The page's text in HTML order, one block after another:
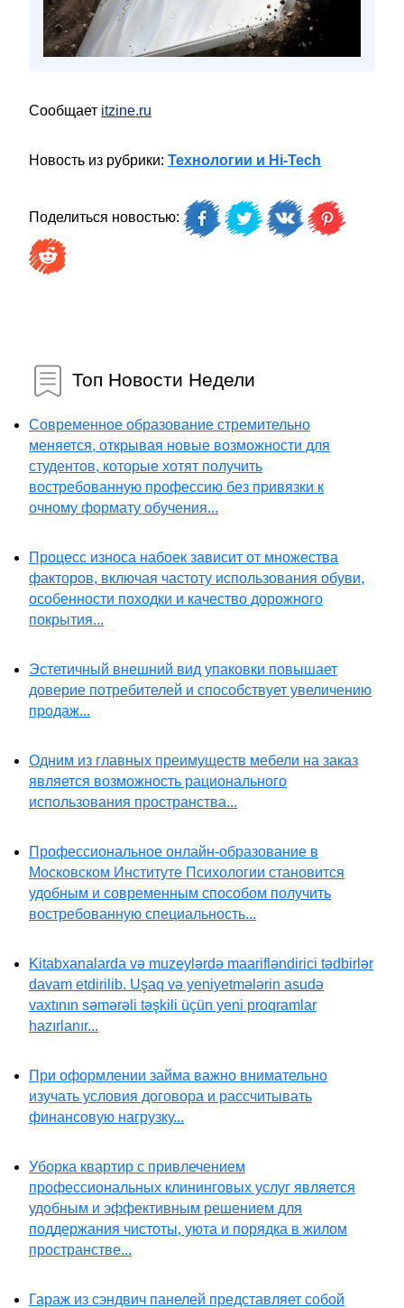
Сообщает itzine.ru
Новость из рубрики: Технологии и Hi-Tech
Поделиться новостью:
Топ Новости Недели
Современное образование стремительно
меняется, открывая новые возможности для
студентов, которые хотят получить
востребованную профессию без привязки к
очному формату обучения...
Процесс износа набоек зависит от множества
факторов, включая частоту использования обуви,
особенности походки и качество дорожного
покрытия...
Эстетичный внешний вид упаковки повышает
доверие потребителей и способствует увеличению
продаж...
Одним из главных преимуществ мебели на заказ
является возможность рационального
использования пространства...
Профессиональное онлайн-образование в
Московском Институте Психологии становится
удобным и современным способом получить
востребованную специальность...
Kitabxanalarda və muzeylərdə maarifləndirici tədbirlər
davam etdirilib. Uşaq və yeniyetmələrin asudə
vaxtının səmərəli təşkili üçün yeni proqramlar
hazırlanır...
При оформлении займа важно внимательно
изучать условия договора и рассчитывать
финансовую нагрузку...
Уборка квартир с привлечением
профессиональных клининговых услуг является
удобным и эффективным решением для
поддержания чистоты, уюта и порядка в жилом
пространстве...
Гараж из сэндвич панелей представляет собой